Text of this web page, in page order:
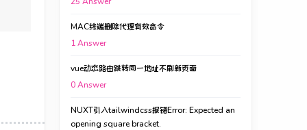
MAC终端删除代理有效命令
1Answer
vue动态路由跳转同一地址不刷新页面
0Answer
NUXT引入tailwindcss报错Error: Expected an
opening square bracket.